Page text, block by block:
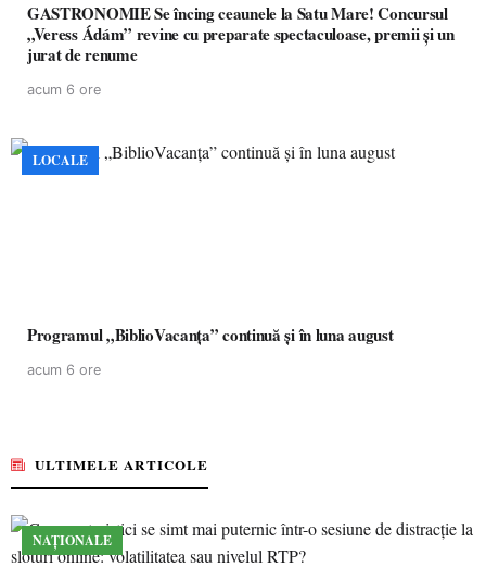
GASTRONOMIE Se încing ceaunele la Satu Mare! Concursul
„Veress Ádám” revine cu preparate spectaculoase, premii și un
jurat de renume
acum 6 ore
LOCALE
Programul „BiblioVacanța” continuă și în luna august
acum 6 ore
ULTIMELE ARTICOLE
NAȚIONALE